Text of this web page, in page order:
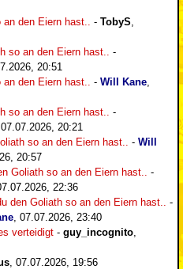
den Eiern hast..
- TobyS
so an den Eiern hast..
-
20:51
den Eiern hast..
- Will Kane
so an den Eiern hast..
-
07.07.2026, 20:21
so an den Eiern hast..
- Will
20:57
Goliath so an den Eiern hast..
-
22:36
den Goliath so an den Eiern hast..
-
07.07.2026, 23:40
verteidigt - guy_incognito
07.07.2026, 19:56